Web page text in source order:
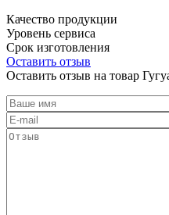
Качество продукции
Уровень сервиса
Срок изготовления
Оставить отзыв
Оставить отзыв на товар